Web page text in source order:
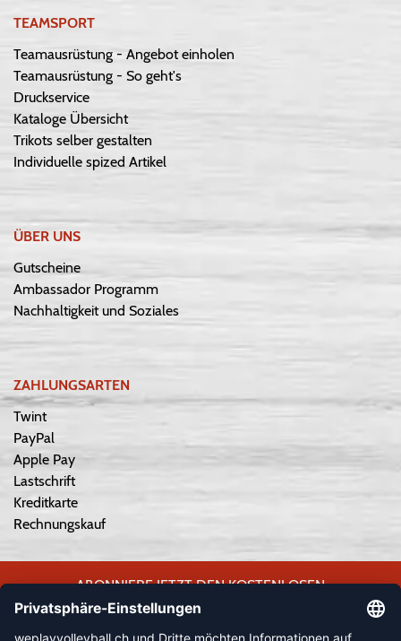
TEAMSPORT
Teamausrüstung - Angebot einholen
Teamausrüstung - So geht's
Druckservice
Kataloge Übersicht
Trikots selber gestalten
Individuelle spized Artikel
ÜBER UNS
Gutscheine
Ambassador Programm
Nachhaltigkeit und Soziales
ZAHLUNGSARTEN
Twint
PayPal
Apple Pay
Lastschrift
Kreditkarte
Rechnungskauf
ABONNIERE JETZT DEN KOSTENLOSEN
WEPLAYVOLLEYBALL-NEWSLETTER UND VERPASSE KEINE